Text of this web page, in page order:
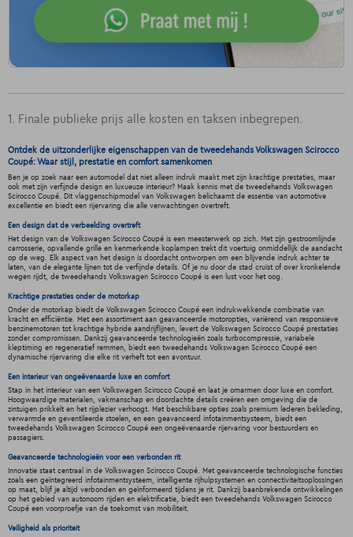
1. Finale publieke prijs alle kosten en taksen inbegrepen.
Ontdek de uitzonderlijke eigenschappen van de tweedehands Volkswagen Scirocco
Coupé: Waar stijl, prestatie en comfort samenkomen
Ben je op zoek naar een automodel dat niet alleen indruk maakt met zijn krachtige prestaties, maar
ook met zijn verfijnde design en luxueuze interieur? Maak kennis met de tweedehands Volkswagen
Scirocco Coupé. Dit vlaggenschipmodel van Volkswagen belichaamt de essentie van automotive
excellentie en biedt een rijervaring die alle verwachtingen overtreft.
Een design dat de verbeelding overtreft
Het design van de Volkswagen Scirocco Coupé is een meesterwerk op zich. Met zijn gestroomlijnde
carrosserie, opvallende grille en kenmerkende koplampen trekt dit voertuig onmiddellijk de aandacht
op de weg. Elk aspect van het design is doordacht ontworpen om een blijvende indruk achter te
laten, van de elegante lijnen tot de verfijnde details. Of je nu door de stad cruist of over kronkelende
wegen rijdt, de tweedehands Volkswagen Scirocco Coupé is een lust voor het oog.
Krachtige prestaties onder de motorkap
Onder de motorkap biedt de Volkswagen Scirocco Coupé een indrukwekkende combinatie van
kracht en efficiëntie. Met een assortiment aan geavanceerde motoropties, variërend van responsieve
benzinemotoren tot krachtige hybride aandrijflijnen, levert de Volkswagen Scirocco Coupé prestaties
zonder compromissen. Dankzij geavanceerde technologieën zoals turbocompressie, variabele
kleptiming en regeneratief remmen, biedt een tweedehands Volkswagen Scirocco Coupé een
dynamische rijervaring die elke rit verheft tot een avontuur.
Een interieur van ongeëvenaarde luxe en comfort
Stap in het interieur van een Volkswagen Scirocco Coupé en laat je omarmen door luxe en comfort.
Hoogwaardige materialen, vakmanschap en doordachte details creëren een omgeving die de
zintuigen prikkelt en het rijplezier verhoogt. Met beschikbare opties zoals premium lederen bekleding,
verwarmde en geventileerde stoelen, en een geavanceerd infotainmentsysteem, biedt een
tweedehands Volkswagen Scirocco Coupé een ongeëvenaarde rijervaring voor bestuurders en
passagiers.
Geavanceerde technologieën voor een verbonden rit
Innovatie staat centraal in de Volkswagen Scirocco Coupé. Met geavanceerde technologische functies
zoals een geïntegreerd infotainmentsysteem, intelligente rijhulpsystemen en connectiviteitsoplossingen
op maat, blijf je altijd verbonden en geïnformeerd tijdens je rit. Dankzij baanbrekende ontwikkelingen
op het gebied van autonoom rijden en elektrificatie, biedt een tweedehands Volkswagen Scirocco
Coupé een voorproefje van de toekomst van mobiliteit.
Veiligheid als prioriteit